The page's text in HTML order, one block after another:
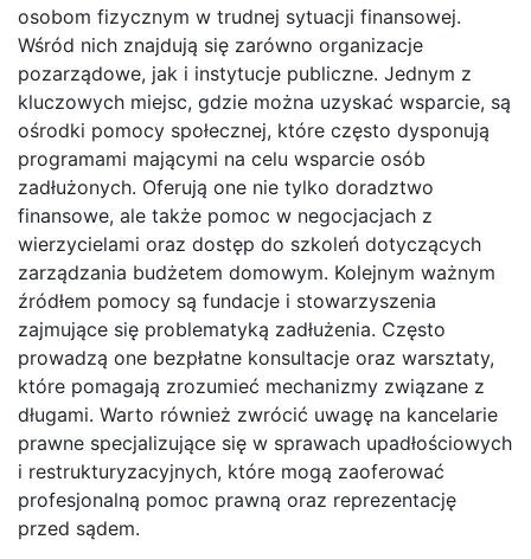
osobom fizycznym w trudnej sytuacji finansowej.
Wśród nich znajdują się zarówno organizacje
pozarządowe, jak i instytucje publiczne. Jednym z
kluczowych miejsc, gdzie można uzyskać wsparcie, są
ośrodki pomocy społecznej, które często dysponują
programami mającymi na celu wsparcie osób
zadłużonych. Oferują one nie tylko doradztwo
finansowe, ale także pomoc w negocjacjach z
wierzycielami oraz dostęp do szkoleń dotyczących
zarządzania budżetem domowym. Kolejnym ważnym
źródłem pomocy są fundacje i stowarzyszenia
zajmujące się problematyką zadłużenia. Często
prowadzą one bezpłatne konsultacje oraz warsztaty,
które pomagają zrozumieć mechanizmy związane z
długami. Warto również zwrócić uwagę na kancelarie
prawne specjalizujące się w sprawach upadłościowych
i restrukturyzacyjnych, które mogą zaoferować
profesjonalną pomoc prawną oraz reprezentację
przed sądem.